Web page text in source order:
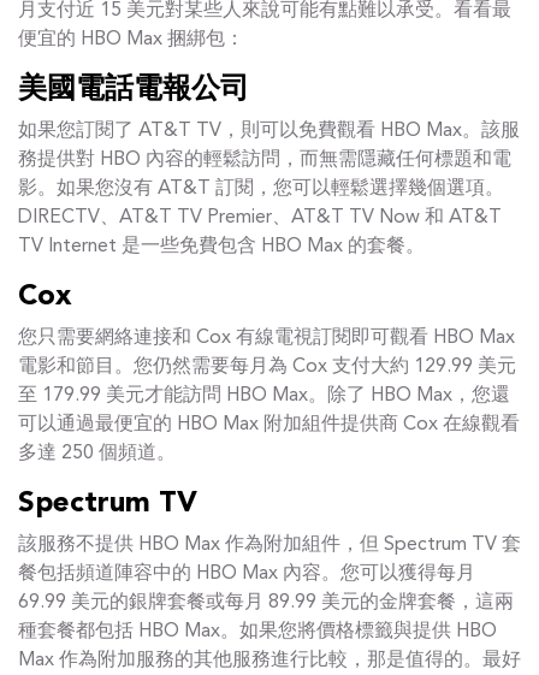
月支付近 15 美元對某些人來說可能有點難以承受。看看最
便宜的 HBO Max 捆綁包：
美國電話電報公司
如果您訂閱了 AT&T TV，則可以免費觀看 HBO Max。該服
務提供對 HBO 內容的輕鬆訪問，而無需隱藏任何標題和電
影。如果您沒有 AT&T 訂閱，您可以輕鬆選擇幾個選項。
DIRECTV、AT&T TV Premier、AT&T TV Now 和 AT&T
TV Internet 是一些免費包含 HBO Max 的套餐。
Cox
您只需要網絡連接和 Cox 有線電視訂閱即可觀看 HBO Max
電影和節目。您仍然需要每月為 Cox 支付大約 129.99 美元
至 179.99 美元才能訪問 HBO Max。除了 HBO Max，您還
可以通過最便宜的 HBO Max 附加組件提供商 Cox 在線觀看
多達 250 個頻道。
Spectrum TV
該服務不提供 HBO Max 作為附加組件，但 Spectrum TV 套
餐包括頻道陣容中的 HBO Max 內容。您可以獲得每月
69.99 美元的銀牌套餐或每月 89.99 美元的金牌套餐，這兩
種套餐都包括 HBO Max。如果您將價格標籤與提供 HBO
Max 作為附加服務的其他服務進行比較，那是值得的。最好